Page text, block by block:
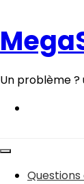
contenu
Un problème ?
Questions